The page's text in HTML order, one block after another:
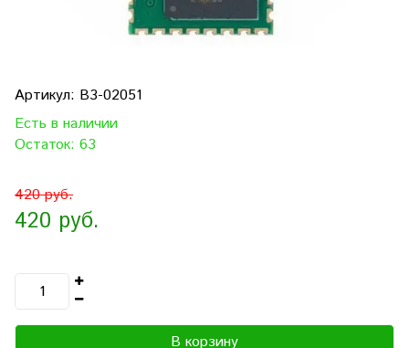
Артикул: B3-02051
Есть в наличии
Остаток: 63
420 руб.
420 руб.
В корзину